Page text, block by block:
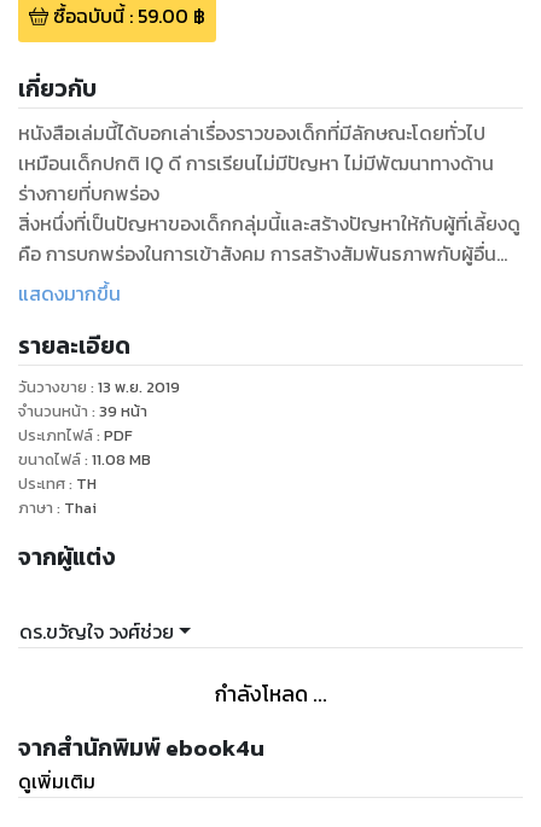
ซื้อฉบับนี้: 59.00 ฿
เกี่ยวกับ
หนังสือเล่มนี้ได้บอกเล่าเรื่องราวของเด็กที่มีลักษณะโดยทั่วไป
เหมือนเด็กปกติ IQ ดี การเรียนไม่มีปัญหา ไม่มีพัฒนาทางด้าน
ร่างกายที่บกพร่อง
สิ่งหนึ่งที่เป็นปัญหาของเด็กกลุ่มนี้และสร้างปัญหาให้กับผู้ที่เลี้ยงดู
คือ การบกพร่องในการเข้าสังคม การสร้างสัมพันธภาพกับผู้อื่น
การสื่อสารกับคนรอบข้างและการแปลความหมาย
โลกหลายท่าน เช่น ไอสไตน์ เซอร์ ไอแซก นิวตัน หรือโมสาร์ท
เป็นต้น
ถ้าคุณรู้สึกว่าลูกของคุณผิดปกติ แต่ดูโดยทั่วไปเหมือนคนปกติ
และมีความเชี่ยวชาญสูงมากในด้านใดด้านหนึ่ง ไม่แน่ลูกของคุณ
อาจจะเป็นโรคทางออทิสติกชนิดหนึ่งที่ชื่อว่า ‘แอสเพอร์เกอร์ซินโด
รม’ ทางอยากเรียนรู้มากกว่านี้ ก็รีบเปิดอ่านเลยคะ
แสดงมากขึ้น
รายละเอียด
วันวางขาย : 13 พ.ย. 2019
จำนวนหน้า : 39 หน้า
ประเภทไฟล์: PDF
ขนาดไฟล์: 11.08 MB
ประเทศ: TH
ภาษา : Thai
จากผู้แต่ง
ดร.ขวัญใจ วงศ์ช่วย
กำลังโหลด ...
จากสำนักพิมพ์ ebook4u
ดูเพิ่มเติม